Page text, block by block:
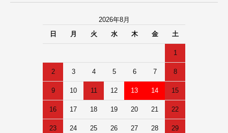
2026年8月
日
月 火 水 木 金 土
1
2 3 4 5 6 7 8
9 10 11 12 13 14 15
16 17 18 19 20 21 22
23 24 25 26 27 28 29